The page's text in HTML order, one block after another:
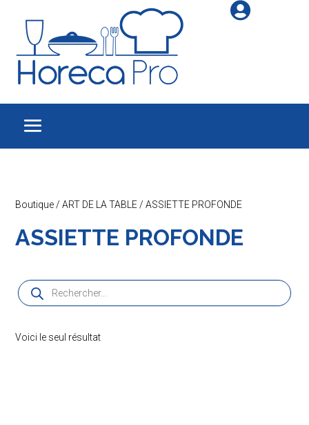

Boutique /ART DE LA TABLE / ASSIETTE PROFONDE
ASSIETTE PROFONDE
Recherche
de
produits
Voici le seul résultat